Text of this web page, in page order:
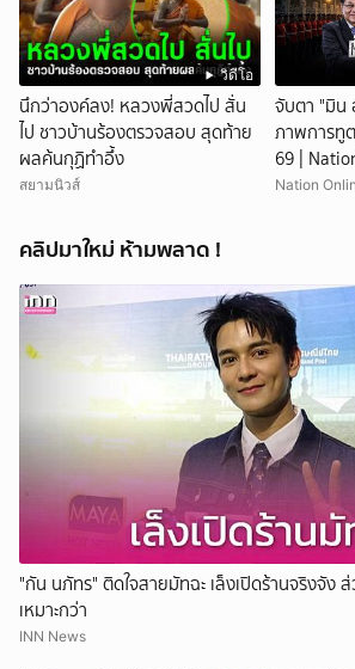
วิดีโอ
นึกว่าองค์ลง! หลวงพี่สวดไป สั่น
ไป ชาวบ้านร้องตรวจสอบ สุดท้าย
ผลค้นกุฏิทำอึ้ง
สยามนิวส์
จับตา "มิน
ภาพการทู
69 |
Nation
คลิปมาใหม่ ห้ามพลาด !
"กัน นภัทร" ติดใจสายมัทฉะ เล็งเปิดร้านจริงจัง
เหมาะกว่า
INN News